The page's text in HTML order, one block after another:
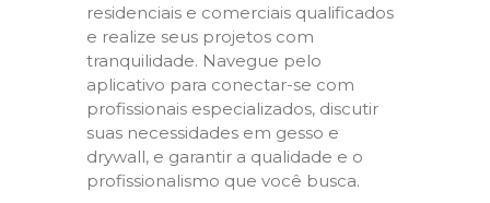
residenciais e comerciais qualificados
e realize seus projetos com
tranquilidade. Navegue pelo
aplicativo para conectar-se com
profissionais especializados, discutir
suas necessidades em gesso e
drywall, e garantir a qualidade e o
profissionalismo que você busca.